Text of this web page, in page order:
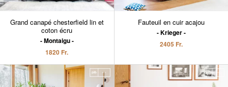
Grand canapé chesterfield lin et
coton écru
Montaigu
1820 Fr.
Fauteuil en cuir acajou
Krieger
2405 Fr.